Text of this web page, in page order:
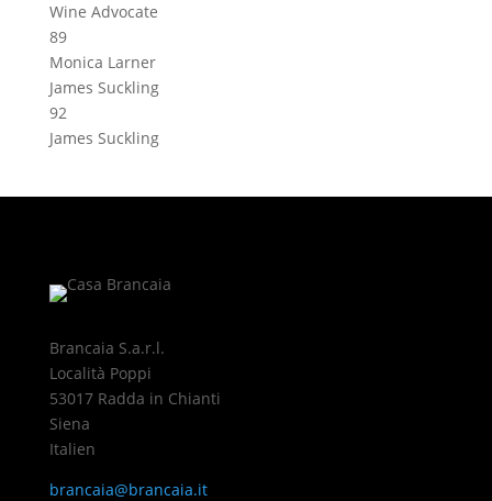
Wine Advocate
89
Monica Larner
James Suckling
92
James Suckling
Brancaia S.a.r.l.
Località Poppi
53017 Radda in Chianti
Siena
Italien
brancaia@brancaia.it